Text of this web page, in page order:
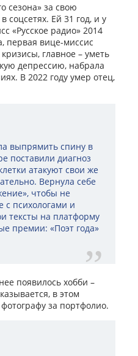
сезона» за свою
соцсетях. Ей 31 год, и у
«Русское радио» 2014
первая вице-миссис
главное – уметь
депрессию, набрала
В 2022 году умер отец,
выпрямить спину в
поставили диагноз
атакуют свои же
Вернула себе
чтобы не
с психологами и
тексты на платформу
премии: «Поэт года»
появилось хобби –
в этом
за портфолио.